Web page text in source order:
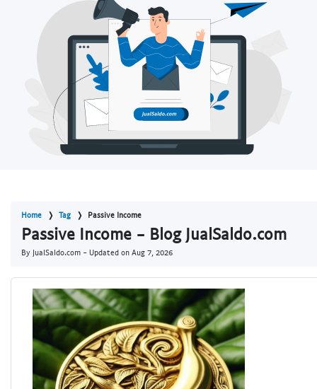
Home Tag Passive Income
Passive Income - Blog JualSaldo.com
By JualSaldo.com - Updated on Aug 7, 2026